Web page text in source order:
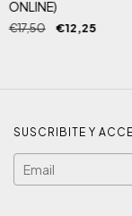
ONLINE)
€17,50 €12,25
SUSCRIBITE Y